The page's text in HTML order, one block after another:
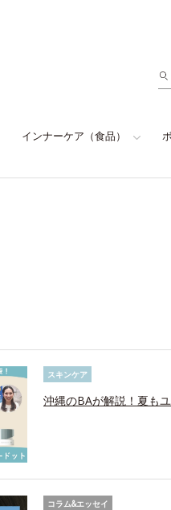
インナーケア（食品）
スキンケア
沖縄のBAが解説！夏も
コラム&エッセイ